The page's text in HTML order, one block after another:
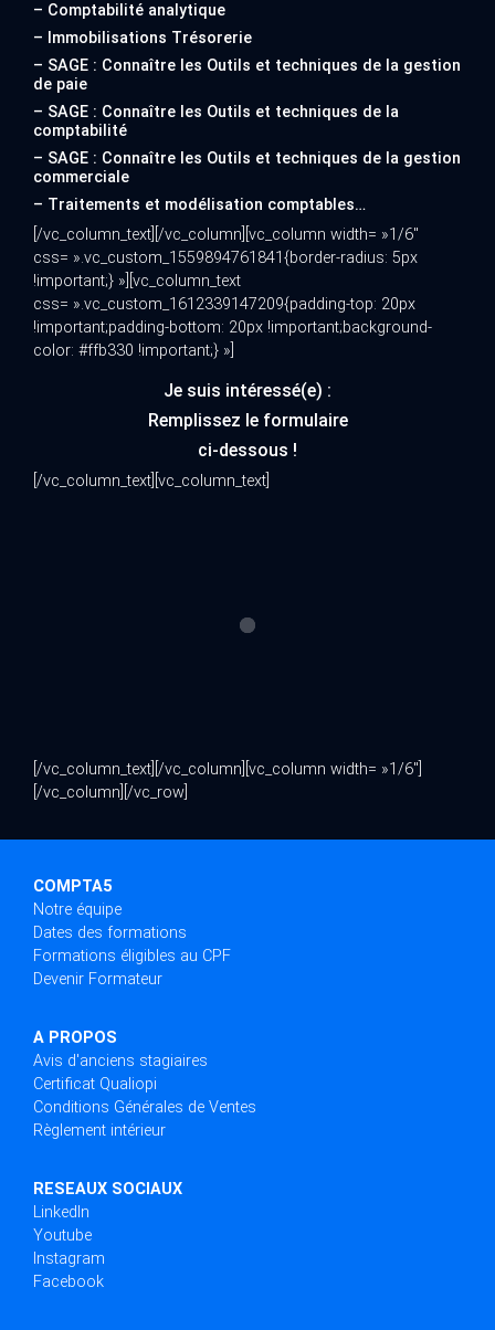
– Comptabilité analytique
– Immobilisations Trésorerie
– SAGE : Connaître les Outils et techniques de la gestion
de paie
– SAGE : Connaître les Outils et techniques de la
comptabilité
– SAGE : Connaître les Outils et techniques de la gestion
commerciale
– Traitements et modélisation comptables…
[/vc_column_text][/vc_column][vc_column width= »1/6″
css= ».vc_custom_1559894761841{border-radius: 5px
!important;} »][vc_column_text
css= ».vc_custom_1612339147209{padding-top: 20px
!important;padding-bottom: 20px !important;background-
color: #ffb330 !important;} »]
Je suis intéressé(e) :
Remplissez le formulaire
ci-dessous !
[/vc_column_text][vc_column_text]
[/vc_column_text][/vc_column][vc_column width= »1/6″]
[/vc_column][/vc_row]
COMPTA5
Notre équipe
Dates des formations
Formations éligibles au CPF
Devenir Formateur
A PROPOS
Avis d'anciens stagiaires
Certificat Qualiopi
Conditions Générales de Ventes
Règlement intérieur
RESEAUX SOCIAUX
LinkedIn
Youtube
Instagram
Facebook